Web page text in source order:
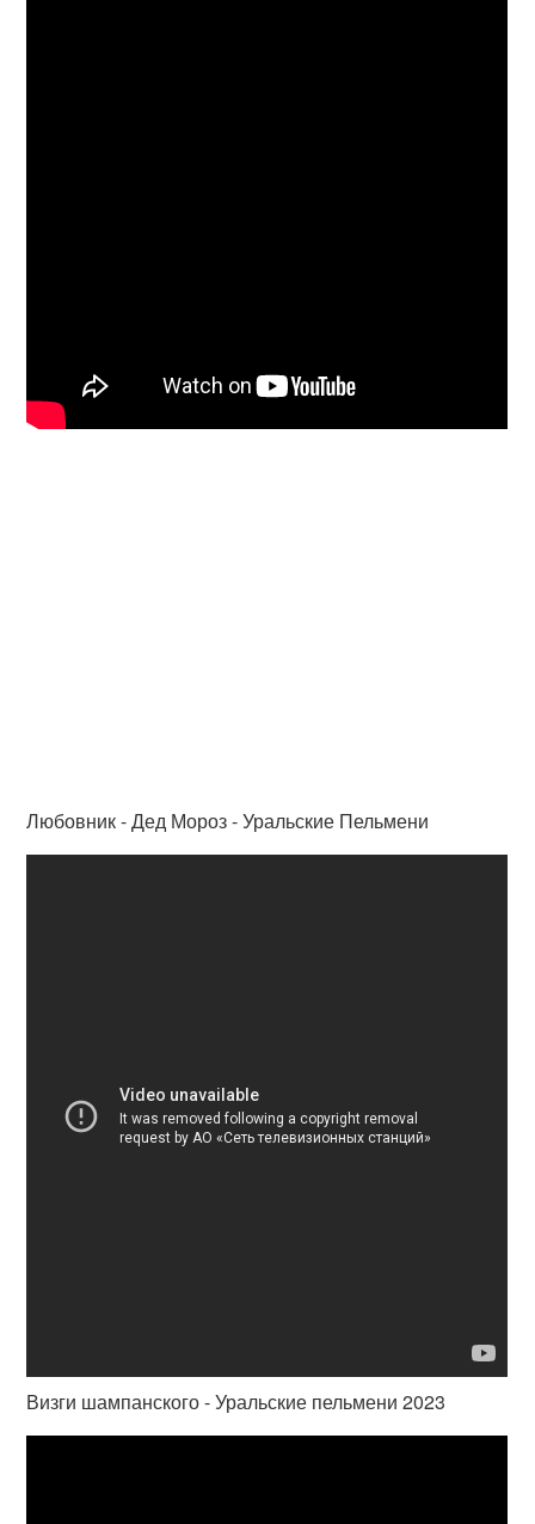
Любовник - Дед Мороз - Уральские Пельмени
Визги шампанского - Уральские пельмени 2023